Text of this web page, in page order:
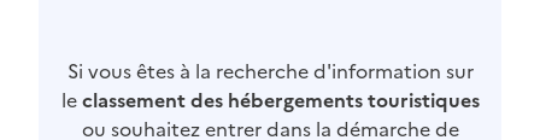
Si vous êtes à la recherche d'information sur
leclassement des hébergements touristiques
ou souhaitez entrer dans la démarche de